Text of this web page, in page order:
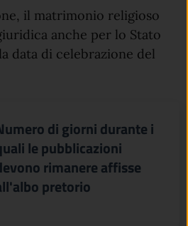
il matrimonio religioso
anche per lo Stato
data di celebrazione del
di giorni durante i
le pubblicazioni
rimanere affisse
pretorio